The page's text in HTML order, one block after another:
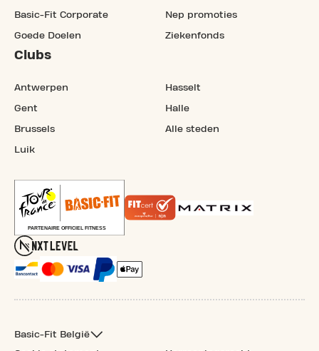
Basic-Fit Corporate
Goede Doelen
Nep promoties
Ziekenfonds
Clubs
Antwerpen
Gent
Brussels
Luik
Hasselt
Halle
Alle steden
Basic-Fit België